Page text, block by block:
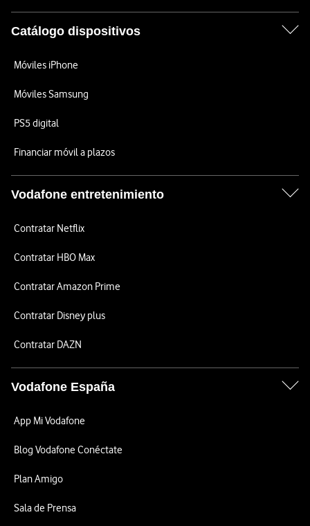
Catálogo dispositivos
Móviles iPhone
Móviles Samsung
PS5 digital
Financiar móvil a plazos
Vodafone entretenimiento
Contratar Netflix
Contratar HBO Max
Contratar Amazon Prime
Contratar Disney plus
Contratar DAZN
Vodafone España
App Mi Vodafone
Blog Vodafone Conéctate
Plan Amigo
Sala de Prensa